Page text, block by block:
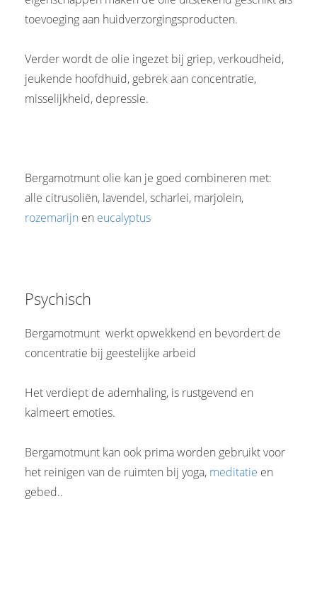
toevoeging aan huidverzorgingsproducten.
Verder wordt de olie ingezet bij griep, verkoudheid,
jeukende hoofdhuid, gebrek aan concentratie,
misselijkheid, depressie.
Bergamotmunt olie kan je goed combineren met:
alle citrusoliën, lavendel, scharlei, marjolein,
rozemarijn en eucalyptus
Psychisch
Bergamotmunt werkt opwekkend en bevordert de
concentratie bij geestelijke arbeid
Het verdiept de ademhaling, is rustgevend en
kalmeert emoties.
Bergamotmunt kan ook prima worden gebruikt voor
het reinigen van de ruimten bij yoga, meditatie en
gebed..